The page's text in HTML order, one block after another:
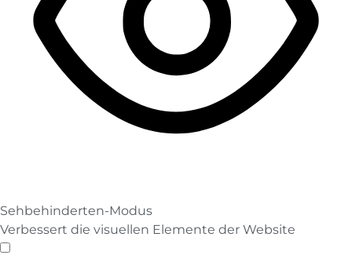
Sehbehinderten-Modus
Verbessert die visuellen Elemente der Website
Sehbehinderten-Modus